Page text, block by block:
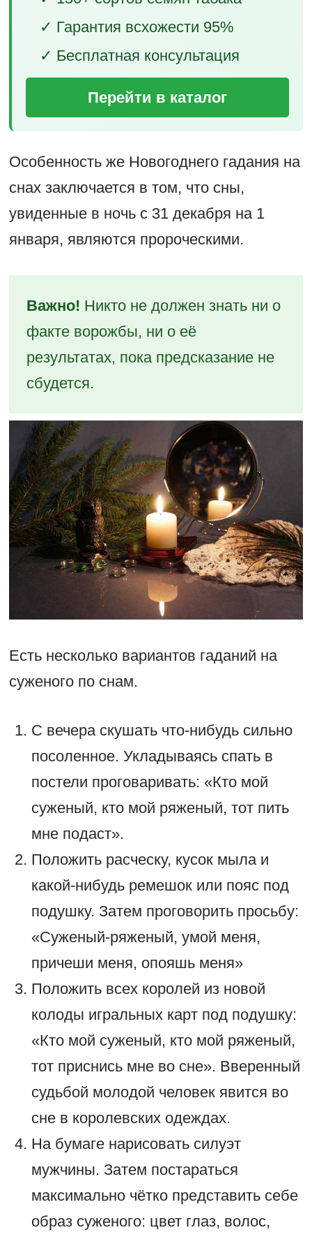
✓ Гарантия всхожести 95%
✓ Бесплатная консультация
Перейти в каталог
Особенность же Новогоднего гадания на
снах заключается в том, что сны,
увиденные в ночь с 31 декабря на 1
января, являются пророческими.
Важно! Никто не должен знать ни о
факте ворожбы, ни о её
результатах, пока предсказание не
сбудется.
Есть несколько вариантов гаданий на
суженого по снам.
С вечера скушать что-нибудь сильно
посоленное. Укладываясь спать в
постели проговаривать: «Кто мой
суженый, кто мой ряженый, тот пить
мне подаст».
Положить расческу, кусок мыла и
какой-нибудь ремешок или пояс под
подушку. Затем проговорить просьбу:
«Суженый-ряженый, умой меня,
причеши меня, опояшь меня»
Положить всех королей из новой
колоды игральных карт под подушку:
«Кто мой суженый, кто мой ряженый,
тот приснись мне во сне». Вверенный
судьбой молодой человек явится во
сне в королевских одеждах.
На бумаге нарисовать силуэт
мужчины. Затем постараться
максимально чётко представить себе
образ суженого: цвет глаз, волос,